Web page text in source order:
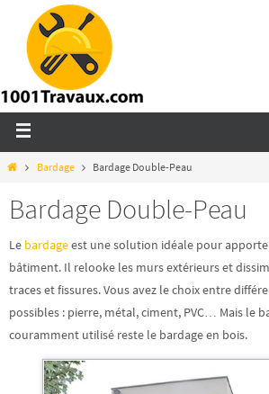
Bardage Bardage Double-Peau
Bardage Double-Peau
Le bardageest une solution idéale pour
bâtiment. Il relooke les murs extérieurs et
traces et fissures. Vous avez le choix entre
possibles : pierre, métal, ciment, PVC… Mais le
couramment utilisé reste le bardage en bois.